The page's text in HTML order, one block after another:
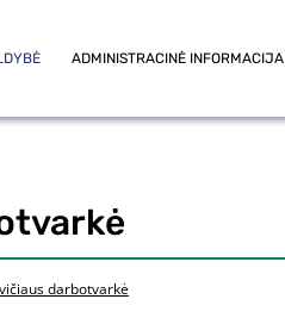
ADMINISTRACINĖ INFORMACIJA
darbotvarkė